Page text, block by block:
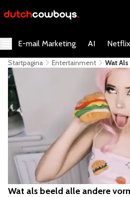
E-mail Marketing AI Netflix
Startpagina Entertainment
Wat
Van
Wat als beeld alle andere